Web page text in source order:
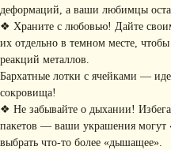
деформаций, а ваши любимцы
❖ Храните с любовью! Дайте
их отдельно в темном месте,
реакций металлов.
Бархатные лотки с ячейками —
сокровища!
❖ Не забывайте о дыхании!
пакетов — ваши украшения могут
выбрать что-то более «дышащее».
ПОДПИШИТЕСЬ НА
РАССЫЛКУ
• Обмен
• Упаковка
• Об IDARI
• Главная
коллекциях, акциях и трендах
МАГАЗИНА